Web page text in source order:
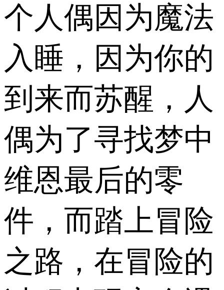
个人偶因为魔法
入睡，因为你的
到来而苏醒，人
偶为了寻找梦中
维恩最后的零
件，而踏上冒险
之路，在冒险的